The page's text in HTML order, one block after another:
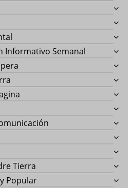
Informativo Semanal
Tierra
Popular